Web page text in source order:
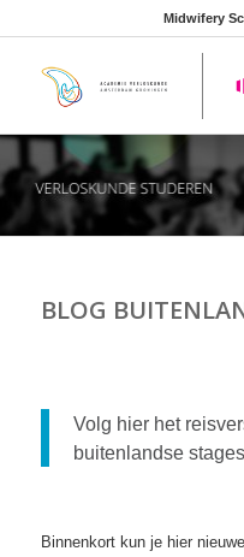
Midwifery
BLOG
Volg hier het
buitenlandse
Binnenkort kun je hier